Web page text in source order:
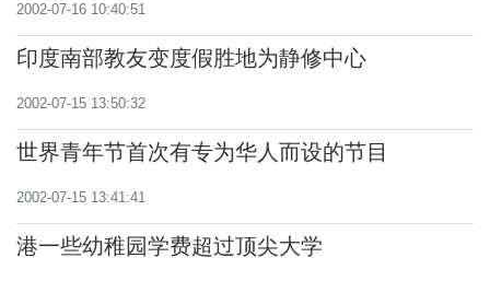
2002-07-16 10:40:51
印度南部教友变度假胜地为静修中心
2002-07-15 13:50:32
世界青年节首次有专为华人而设的节目
2002-07-15 13:41:41
港一些幼稚园学费超过顶尖大学